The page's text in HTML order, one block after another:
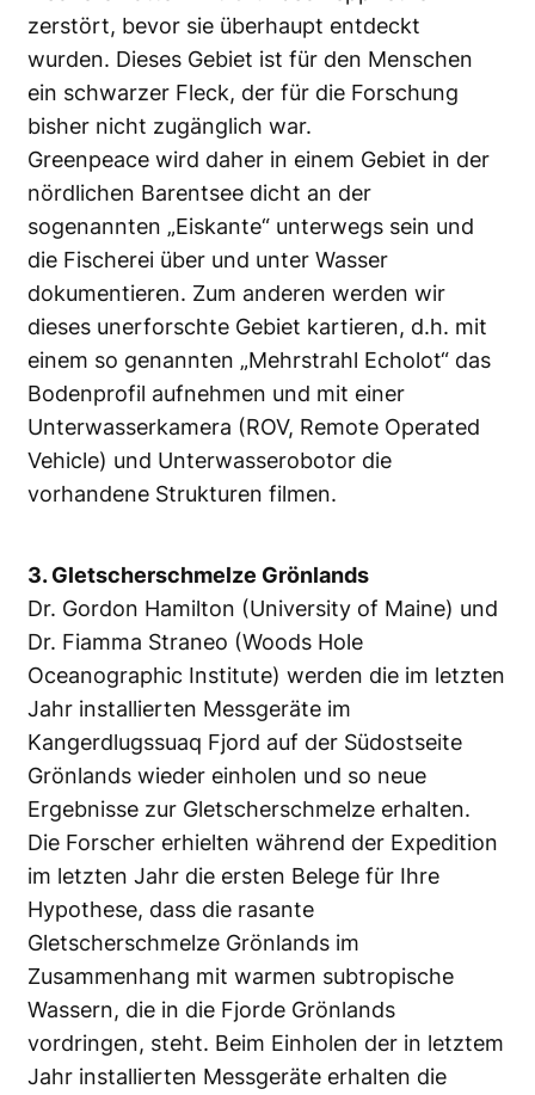
zerstört, bevor sie überhaupt entdeckt
wurden. Dieses Gebiet ist für den Menschen
ein schwarzer Fleck, der für die Forschung
bisher nicht zugänglich war.
Greenpeace wird daher in einem Gebiet in der
nördlichen Barentsee dicht an der
sogenannten „Eiskante“ unterwegs sein und
die Fischerei über und unter Wasser
dokumentieren. Zum anderen werden wir
dieses unerforschte Gebiet kartieren, d.h. mit
einem so genannten „Mehrstrahl Echolot“ das
Bodenprofil aufnehmen und mit einer
Unterwasserkamera (ROV, Remote Operated
Vehicle) und Unterwasserobotor die
vorhandene Strukturen filmen.
3. Gletscherschmelze Grönlands
Dr. Gordon Hamilton (University of Maine) und
Dr. Fiamma Straneo (Woods Hole
Oceanographic Institute) werden die im letzten
Jahr installierten Messgeräte im
Kangerdlugssuaq Fjord auf der Südostseite
Grönlands wieder einholen und so neue
Ergebnisse zur Gletscherschmelze erhalten.
Die Forscher erhielten während der Expedition
im letzten Jahr die ersten Belege für Ihre
Hypothese, dass die rasante
Gletscherschmelze Grönlands im
Zusammenhang mit warmen subtropische
Wassern, die in die Fjorde Grönlands
vordringen, steht. Beim Einholen der in letztem
Jahr installierten Messgeräte erhalten die